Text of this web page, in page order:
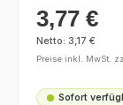
Regulärer Preis:
3,77 €
Netto: 3,17 €
Preise inkl. MwSt.
Sofort